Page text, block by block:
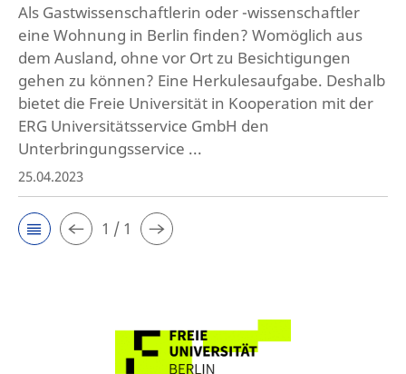
Als Gastwissenschaftlerin oder -wissenschaftler
eine Wohnung in Berlin finden? Womöglich aus
dem Ausland, ohne vor Ort zu Besichtigungen
gehen zu können? Eine Herkulesaufgabe. Deshalb
bietet die Freie Universität in Kooperation mit der
ERG Universitätsservice GmbH den
Unterbringungsservice ...
25.04.2023
1 / 1